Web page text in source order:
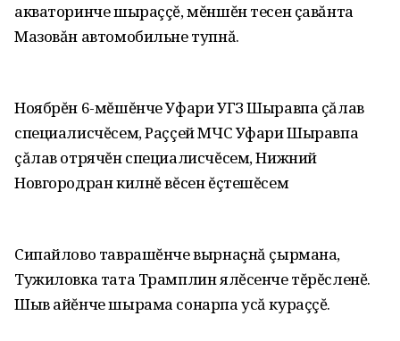
акваторинче шыраççĕ, мĕншĕн тесен çавăнта
Мазовăн автомобильне тупнă.
Ноябрĕн 6-мĕшĕнче Уфари УГЗ Шыравпа çăлав
специалисчĕсем, Раççей МЧС Уфари Шыравпа
çăлав отрячĕн специалисчĕсем, Нижний
Новгородран килнĕ вĕсен ĕçтешĕсем
Сипайлово таврашĕнче вырнаçнă çырмана,
Тужиловка тата Трамплин ялĕсенче тĕрĕсленĕ.
Шыв айĕнче шырама сонарпа усă кураççĕ.